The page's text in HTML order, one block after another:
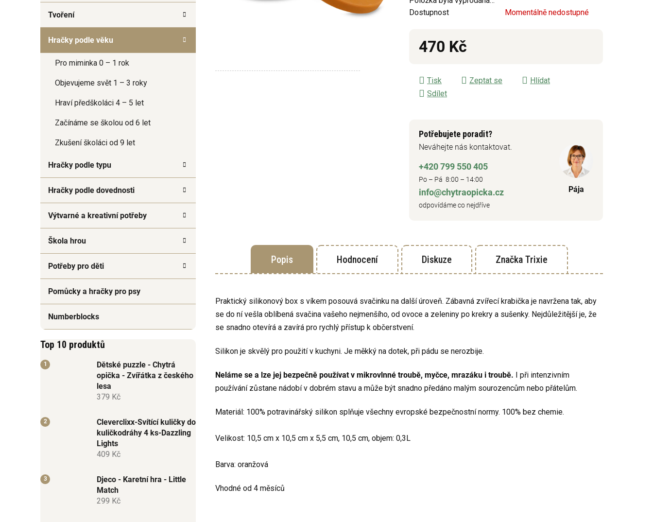
Tvoření
Hračky podle věku
Pro miminka 0 – 1 rok
Objevujeme svět 1 – 3 roky
Hraví předškoláci 4 – 5 let
Začínáme se školou od 6 let
Zkušení školáci od 9 let
Hračky podle typu
Hračky podle dovednosti
Výtvarné a kreativní potřeby
Škola hrou
Potřeby pro děti
Pomůcky a hračky pro psy
Numberblocks
Top 10 produktů
Dětské puzzle - Chytrá
opička - Zvířátka z českého
lesa
379 Kč
Cleverclixx-Svítící kuličky do
kuličkodráhy 4 ks-Dazzling
Lights
409 Kč
Djeco - Karetní hra - Little
Match
299 Kč
z
Dostupnost
Momentálně nedostupné
470 Kč
Tisk Zeptat se
Hlídat
Sdílet
Potřebujete poradit?
Neváhejte nás kontaktovat.
+420 799 550 405
Po – Pá 8:00 – 14:00
info@chytraopicka.cz
odpovídáme co nejdříve
Pája
Popis Hodnocení Diskuze ZnačkaTrixie
Praktický silikonový box s víkem posouvá svačinku na další úroveň. Zábavná zvířecí krabička je navržena tak, aby
se do ní vešla oblíbená svačina vašeho nejmenšího, od ovoce a zeleniny po krekry a sušenky. Nejdůležitější je, že
se snadno otevírá a zavírá pro rychlý přístup k občerstvení.
Silikon je skvělý pro použití v kuchyni. Je měkký na dotek, při pádu se nerozbije.
Neláme se a lze jej bezpečně používat v mikrovlnné troubě, myčce, mrazáku i troubě. I při intenzivním
používání zůstane nádobí v dobrém stavu a může být snadno předáno malým sourozencům nebo přátelům.
Materiál: 100% potravinářský silikon splňuje všechny evropské bezpečnostní normy. 100% bez chemie.
Velikost: 10,5 cm x 10,5 cm x 5,5 cm, 10,5 cm, objem: 0,3L
Barva: oranžová
Vhodné od 4 měsíců